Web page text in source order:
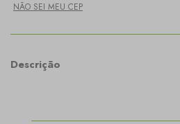
NÃO SEI MEU CEP
Descrição